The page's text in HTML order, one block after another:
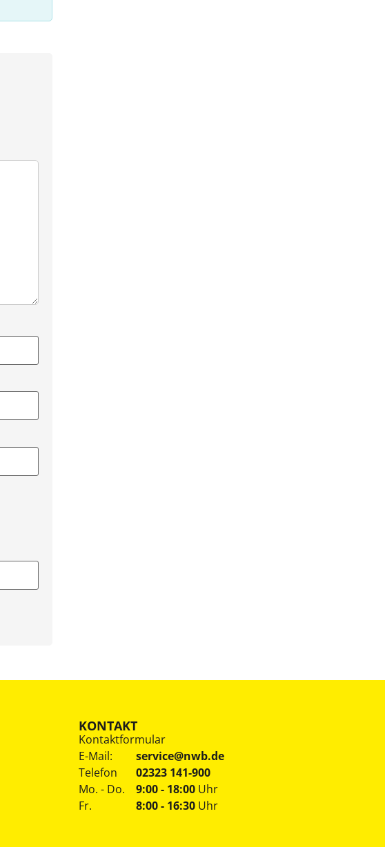
KONTAKT
Kontaktformular
E-Mail:
service@nwb.de
Telefon
02323 141-900
Mo. - Do.
Fr.
9:00 - 18:00 Uhr
8:00 - 16:30 Uhr